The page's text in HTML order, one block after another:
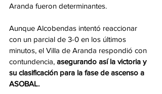
Aranda fueron determinantes.
Aunque Alcobendas intentó reaccionar
con un parcial de 3-0 en los últimos
minutos, el Villa de Aranda respondió con
contundencia, asegurando así la victoria y
su clasificación para la fase de ascenso a
ASOBAL.